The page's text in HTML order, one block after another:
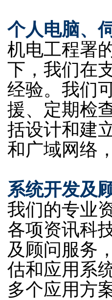
个人电脑、
机电工程署
下，我们在
经验。我们
援、定期检
括设计和建
和广域网络
系统开发及
我们的专业
各项资讯科
及顾问服务
估和应用系
多个应用方案